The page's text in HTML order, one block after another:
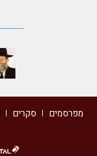
מפרסמים סקרים